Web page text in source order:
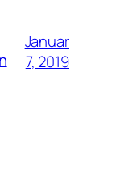
Januar
7, 2019